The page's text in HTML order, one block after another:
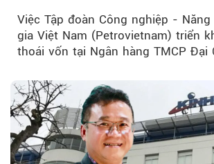
Việc Tập đoàn Công nghiệp -
gia Việt Nam (Petrovietnam) triển
thoái vốn tại Ngân hàng TMCP Đại